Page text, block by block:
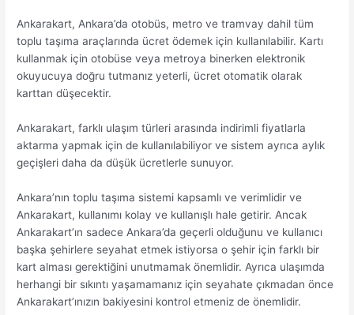
Ankarakart, Ankara’da otobüs, metro ve tramvay dahil tüm
toplu taşıma araçlarında ücret ödemek için kullanılabilir. Kartı
kullanmak için otobüse veya metroya binerken elektronik
okuyucuya doğru tutmanız yeterli, ücret otomatik olarak
karttan düşecektir.
Ankarakart, farklı ulaşım türleri arasında indirimli fiyatlarla
aktarma yapmak için de kullanılabiliyor ve sistem ayrıca aylık
geçişleri daha da düşük ücretlerle sunuyor.
Ankara’nın toplu taşıma sistemi kapsamlı ve verimlidir ve
Ankarakart, kullanımı kolay ve kullanışlı hale getirir. Ancak
Ankarakart’ın sadece Ankara’da geçerli olduğunu ve kullanıcı
başka şehirlere seyahat etmek istiyorsa o şehir için farklı bir
kart alması gerektiğini unutmamak önemlidir. Ayrıca ulaşımda
herhangi bir sıkıntı yaşamamanız için seyahate çıkmadan önce
Ankarakart’ınızın bakiyesini kontrol etmeniz de önemlidir.